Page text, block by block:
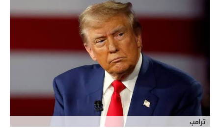
ترامب